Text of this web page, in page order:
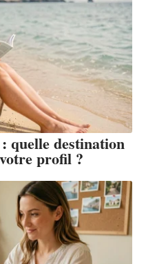
quelle destination
profil ?